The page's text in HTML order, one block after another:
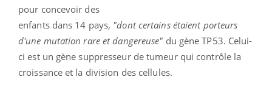
pour concevoir des
enfants dans 14 pays, "dont certains étaient porteurs
d'une mutation rare et dangereuse" du gène TP53. Celui-
ci est un gène suppresseur de tumeur qui contrôle la
croissance et la division des cellules.